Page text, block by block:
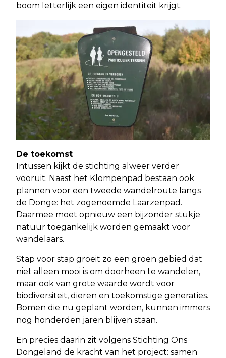
boom letterlijk een eigen identiteit krijgt.
De toekomst
Intussen kijkt de stichting alweer verder
vooruit. Naast het Klompenpad bestaan ook
plannen voor een tweede wandelroute langs
de Donge: het zogenoemde Laarzenpad.
Daarmee moet opnieuw een bijzonder stukje
natuur toegankelijk worden gemaakt voor
wandelaars.
Stap voor stap groeit zo een groen gebied dat
niet alleen mooi is om doorheen te wandelen,
maar ook van grote waarde wordt voor
biodiversiteit, dieren en toekomstige generaties.
Bomen die nu geplant worden, kunnen immers
nog honderden jaren blijven staan.
En precies daarin zit volgens Stichting Ons
Dongeland de kracht van het project: samen